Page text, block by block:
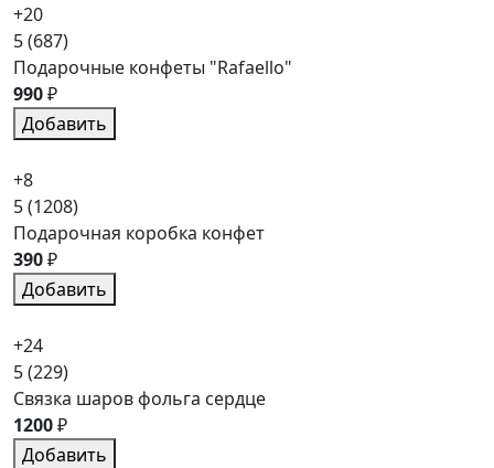
+20
5(687)
Подарочные конфеты "Rafaello"
990₽
Добавить
+8
5(1208)
Подарочная коробка конфет
390₽
Добавить
+24
5(229)
Связка шаров фольга сердце
1200₽
Добавить